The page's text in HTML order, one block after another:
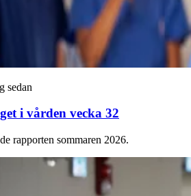
sedan
i vården vecka 32
rapporten sommaren 2026.